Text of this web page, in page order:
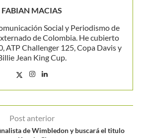
FABIAN MACIAS
Social y Periodismo de
de Colombia. He cubierto
ATP Challenger 125, Copa Davis y
Jean King Cup.
Post anterior
de Wimbledon y buscará el titulo